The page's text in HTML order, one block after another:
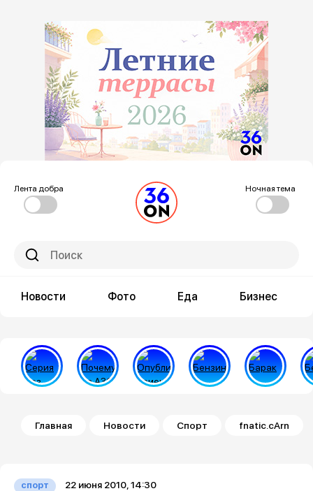
Лента добра Ночная тема
Новости Фото Еда Бизнес
Строка навигации
Главная Новости Спорт fnatic.cArn
спорт 22 июня 2010, 14:30